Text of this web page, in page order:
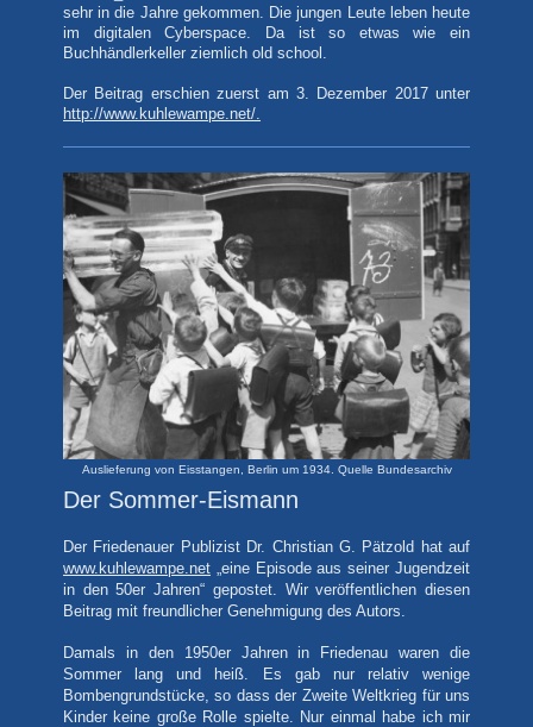
sehr in die Jahre gekommen. Die jungen Leute leben heute
im digitalen Cyberspace. Da ist so etwas wie ein
Buchhändlerkeller ziemlich old school.
Der Beitrag erschien zuerst am 3. Dezember 2017 unter
http://www.kuhlewampe.net/.
Auslieferung von Eisstangen, Berlin um 1934. Quelle Bundesarchiv
Der Sommer-Eismann
Der Friedenauer Publizist Dr. Christian G. Pätzold hat auf
www.kuhlewampe.net „eine Episode aus seiner Jugendzeit
in den 50er Jahren“ gepostet. Wir veröffentlichen diesen
Beitrag mit freundlicher Genehmigung des Autors.
Damals in den 1950er Jahren in Friedenau waren die
Sommer lang und heiß. Es gab nur relativ wenige
Bombengrundstücke, so dass der Zweite Weltkrieg für uns
Kinder keine große Rolle spielte. Nur einmal habe ich mir